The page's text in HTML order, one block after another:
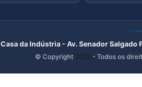
Casa da Indústria - Av. Senador
© Copyright 2026 - Todos os